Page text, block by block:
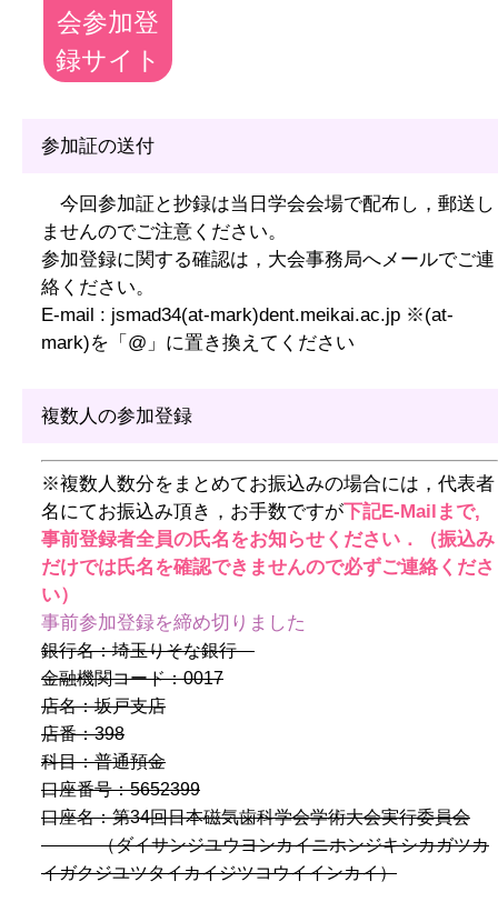
会参加登
録サイト
参加証の送付
今回参加証と抄録は当日学会会場で配布し，郵送し
ませんのでご注意ください。
参加登録に関する確認は，大会事務局へメールでご連
絡ください。
E-mail : jsmad34(at-mark)dent.meikai.ac.jp ※(at-
mark)を「@」に置き換えてください
複数人の参加登録
※複数人数分をまとめてお振込みの場合には，代表者
名にてお振込み頂き，お手数ですが下記E-Mailまで,
事前登録者全員の氏名をお知らせください．（振込み
だけでは氏名を確認できませんので必ずご連絡くださ
い）
事前参加登録を締め切りました
銀行名：埼玉りそな銀行
金融機関コード：0017
店名：坂戸支店
店番：398
科目：普通預金
口座番号：5652399
口座名：第34回日本磁気歯科学会学術大会実行委員会
（ダイサンジユウヨンカイニホンジキシカガツカ
イガクジユツタイカイジツコウイインカイ）